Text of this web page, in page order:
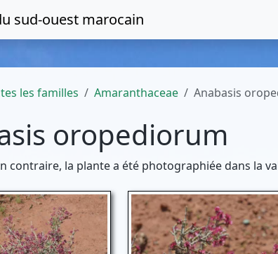
sud-ouest marocain
les familles Amaranthaceae Anabasis
oropediorum
contraire, la plante a été photographiée dans la